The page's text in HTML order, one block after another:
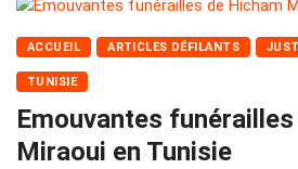
ACCUEIL ARTICLES DÉFILANTS
TUNISIE
Emouvantes
Miraoui en Tunisie